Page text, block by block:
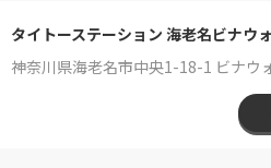
タイトーステーション 海老名ビナウ
神奈川県海老名市中央1-18-1 ビナウ